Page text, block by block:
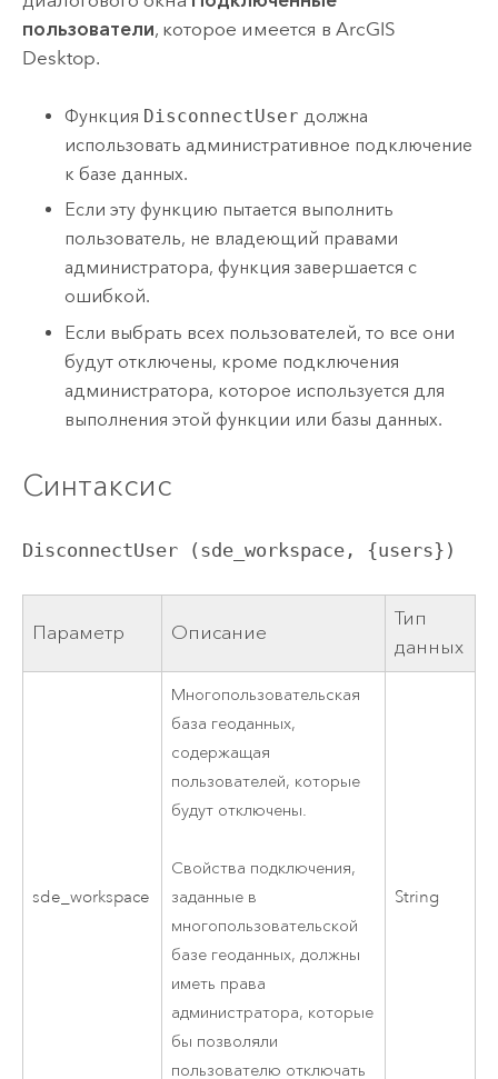
пользователи, которое имеется в ArcGIS
Desktop.
Функция DisconnectUser должна
использовать административное подключение
к базе данных.
Если эту функцию пытается выполнить
пользователь, не владеющий правами
администратора, функция завершается с
ошибкой.
Если выбрать всех пользователей, то все они
будут отключены, кроме подключения
администратора, которое используется для
выполнения этой функции или базы данных.
Синтаксис
DisconnectUser (sde_workspace, {users})
Параметр Описание
Тип
данных
sde_workspace
Многопользовательская
база геоданных,
содержащая
пользователей, которые
будут отключены.
Свойства подключения,
заданные в
многопользовательской
базе геоданных, должны
иметь права
администратора, которые
бы позволяли
пользователю отключать
String